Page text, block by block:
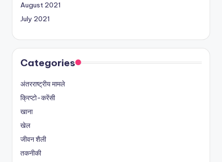
August 2021
July 2021
Categories
अंतरराष्ट्रीय मामले
क्रिप्टो-करेंसी
खाना
खेल
जीवन शैली
तकनीकी